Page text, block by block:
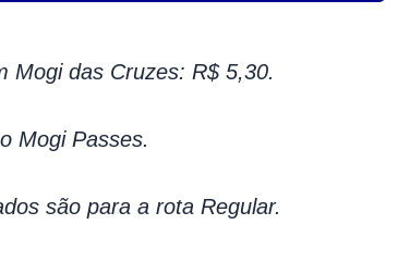
Mogi das Cruzes: R$ 5,30.
Mogi Passes.
são para a rota Regular.